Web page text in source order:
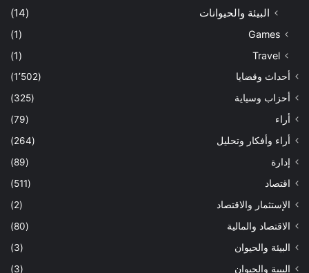
البيئة والحيوانات (14)
Games
(1)
Travel
(1)
أحداث وقضايا
(1٬502)
أحزاب وسياية
(325)
أراء
(79)
أراء وأفكار وتحليل
(264)
إدارة
(89)
اقتصاد
(511)
الإستثمار والاقتصاد
(2)
الاقتصاد والمالية
(80)
البيئة والحيوان
(3)
البيىة والحيوان
(3)